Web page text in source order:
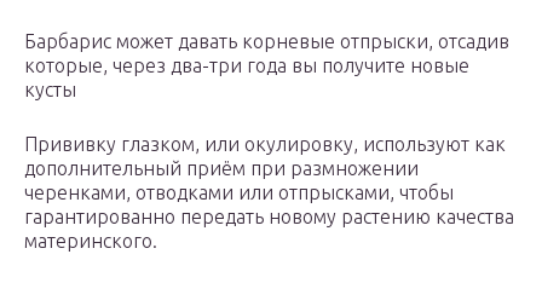
Барбарис может давать корневые отпрыски, отсадив
которые, через два-три года вы получите новые
кусты
Прививку глазком, или окулировку, используют как
дополнительный приём при размножении
черенками, отводками или отпрысками, чтобы
гарантированно передать новому растению качества
материнского.